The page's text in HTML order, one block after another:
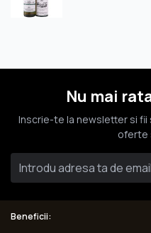
Nu mai
Inscrie-te la newsletter si fii
oferte
Beneficii: